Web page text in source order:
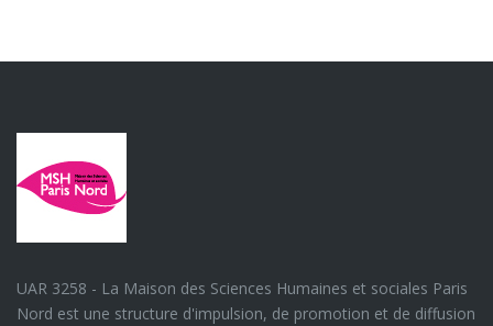
UAR 3258 - La Maison des Sciences Humaines et sociales Paris
Nord est une structure d'impulsion, de promotion et de diffusion